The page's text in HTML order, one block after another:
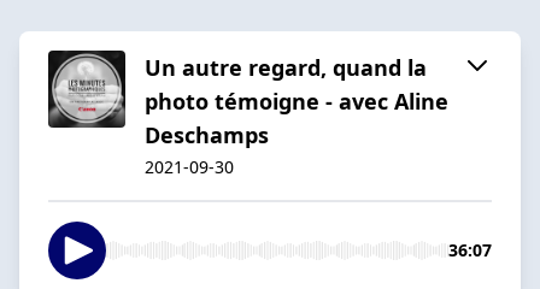
Un autre regard, quand la
photo témoigne - avec Aline
Deschamps
2021-09-30
36:07